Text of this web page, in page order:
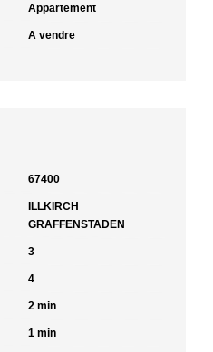
Appartement
A vendre
67400
ILLKIRCH
GRAFFENSTADEN
3
4
2 min
1 min